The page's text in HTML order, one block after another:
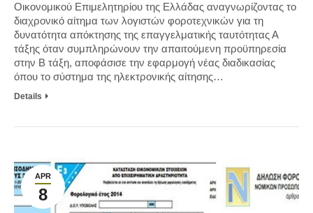
Οικονομικού Επιμελητηρίου της Ελλάδας αναγνωρίζοντας το
διαχρονικό αίτημα των λογιστών φοροτεχνικών για τη
δυνατότητα απόκτησης της επαγγελματικής ταυτότητας Α
τάξης όταν συμπληρώνουν την απαιτούμενη προϋπηρεσία
στην Β τάξη, αποφάσισε την εφαρμογή νέας διαδικασίας
όπου το σύστημα της ηλεκτρονικής αίτησης…
Details
APR
8